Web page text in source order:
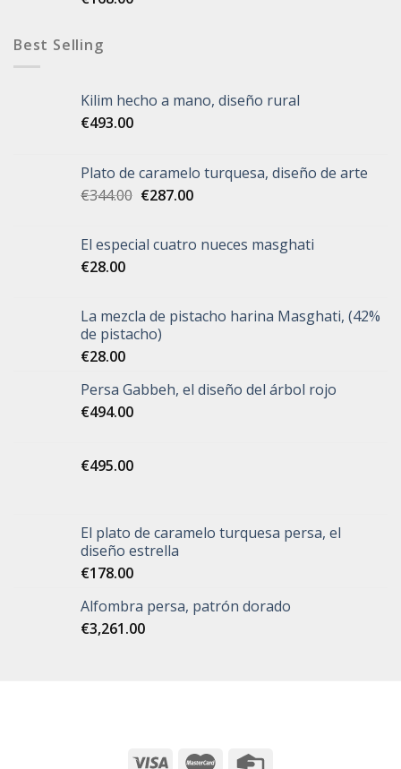
Best Selling
Kilim hecho a mano, diseño rural
€493.00
Plato de caramelo turquesa, diseño de arte
€344.00 €287.00
El especial cuatro nueces masghati
€28.00
La mezcla de pistacho harina Masghati, (42%
de pistacho)
€28.00
Persa Gabbeh, el diseño del árbol rojo
€494.00
€495.00
El plato de caramelo turquesa persa, el
diseño estrella
€178.00
Alfombra persa, patrón dorado
€3,261.00